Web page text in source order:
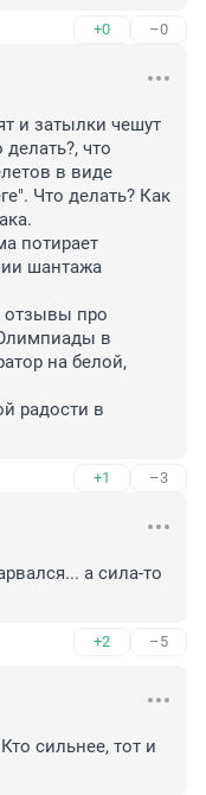
+0 –0
и затылки чешут
что
в виде
Что делать? Как
потирает
шантажа
отзывы про
в
на белой,
радости в
+1 –3
а сила-то
+2 –5
сильнее, тот и